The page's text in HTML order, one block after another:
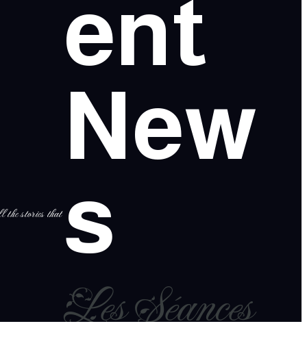
stories that
ent
New
s
Les Séances